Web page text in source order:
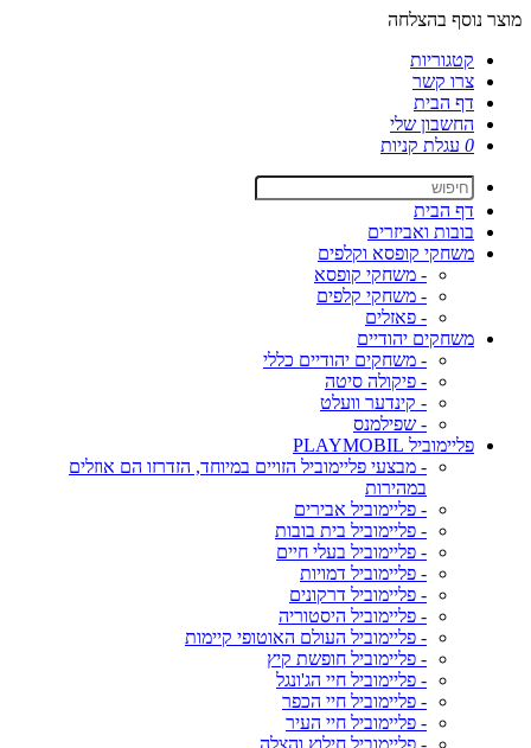
מוצר נוסף בהצלחה
קטגוריות
צרו קשר
דף הבית
החשבון שלי
0 עגלת קניות
דף הבית
בובות ואביזרים
משחקי קופסא וקלפים
- משחקי קופסא
- משחקי קלפים
- פאזלים
משחקים יהודיים
- משחקים יהודיים כללי
- פיקולה סיטה
- קינדער וועלט
- שפילמנס
פליימוביל PLAYMOBIL
- מבצעי פליימוביל הזויים במיוחד, הזדרזו הם אוזלים
במהירות
- פליימוביל אבירים
- פליימוביל בית בובות
- פליימוביל בעלי חיים
- פליימוביל דמויות
- פליימוביל דרקונים
- פליימוביל היסטוריה
- פליימוביל העולם האוטופי קיימות
- פליימוביל חופשת קיץ
- פליימוביל חיי הג'ונגל
- פליימוביל חיי הכפר
- פליימוביל חיי העיר
- פליימוביל חילוץ והצלה